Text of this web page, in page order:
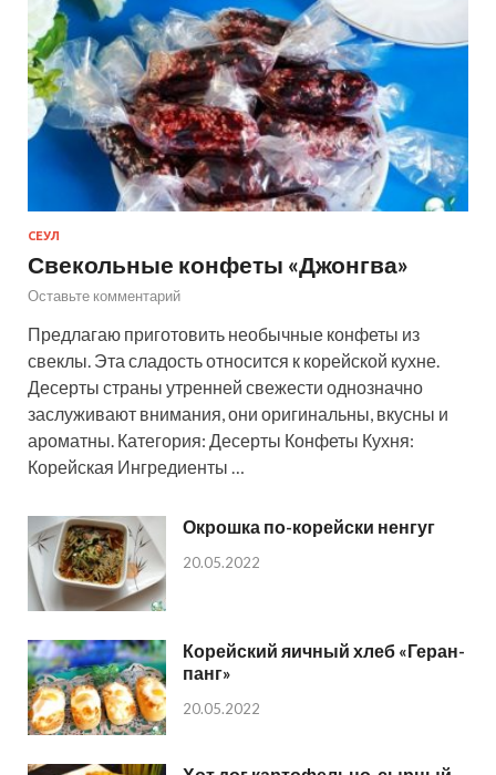
СЕУЛ
Свекольные конфеты «Джонгва»
Оставьте комментарий
Предлагаю приготовить необычные конфеты из
свеклы. Эта сладость относится к корейской кухне.
Десерты страны утренней свежести однозначно
заслуживают внимания, они оригинальны, вкусны и
ароматны. Категория: Десерты Конфеты Кухня:
Корейская Ингредиенты …
Окрошка по-корейски ненгуг
20.05.2022
Корейский яичный хлеб «Геран-
панг»
20.05.2022